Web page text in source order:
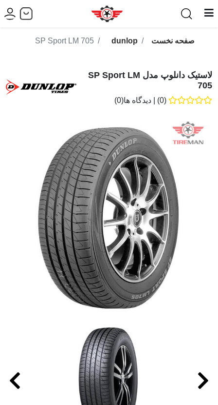
صفحه نخست dunlop
SP Sport LM 705
لاستیک دانلوپ مدل SP Sport LM
705
(0) دیدگاه ها(0)